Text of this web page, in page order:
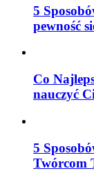
5
pewność
Co
nauczyć
5
Twórcom